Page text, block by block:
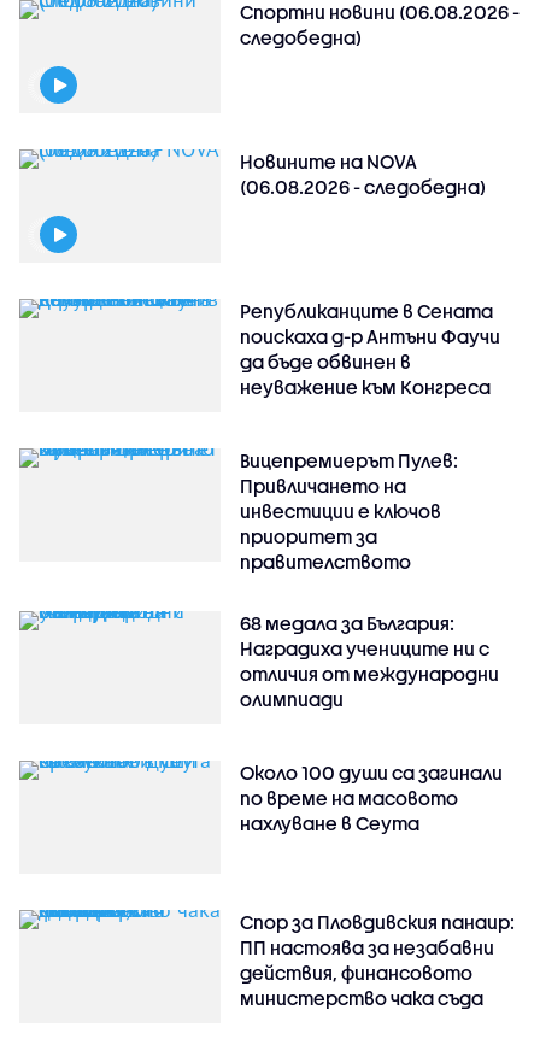
Спортни новини (06.08.2026 -
следобедна)
Новините на NOVA
(06.08.2026 - следобедна)
Републиканците в Сената
поискаха д-р Антъни Фаучи
да бъде обвинен в
неуважение към Конгреса
Вицепремиерът Пулев:
Привличането на
инвестиции е ключов
приоритет за
правителството
68 медала за България:
Наградиха учениците ни с
отличия от международни
олимпиади
Около 100 души са загинали
по време на масовото
нахлуване в Сеута
Спор за Пловдивския панаир:
ПП настоява за незабавни
действия, финансовото
министерство чака съда